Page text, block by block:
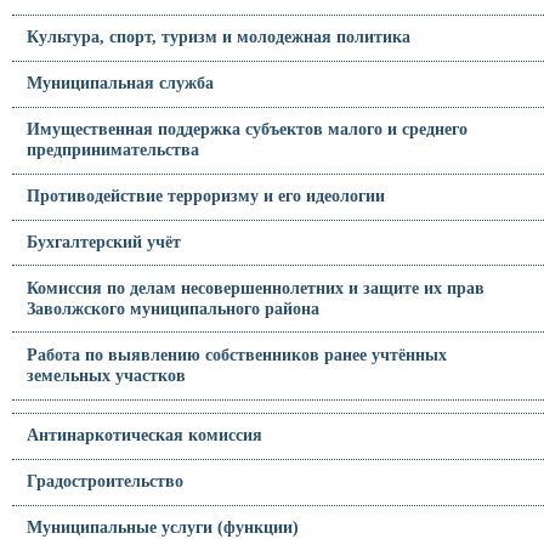
Культура, спорт, туризм и молодежная политика
Муниципальная служба
Имущественная поддержка субъектов малого и среднего
предпринимательства
Противодействие терроризму и его идеологии
Бухгалтерский учёт
Комиссия по делам несовершеннолетних и защите их прав
Заволжского муниципального района
Работа по выявлению собственников ранее учтённых
земельных участков
Антинаркотическая комиссия
Градостроительство
Муниципальные услуги (функции)